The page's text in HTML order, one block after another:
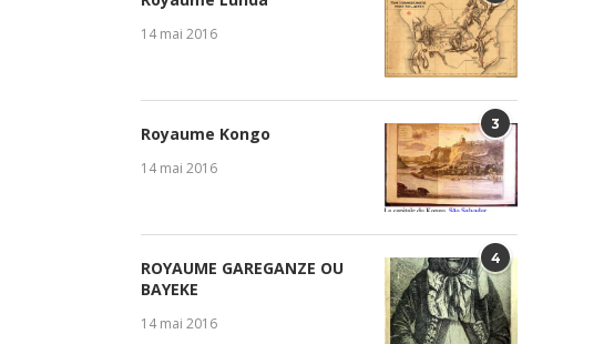
14 mai 2016
3
Royaume Kongo
14 mai 2016
4
ROYAUME GAREGANZE OU
BAYEKE
14 mai 2016